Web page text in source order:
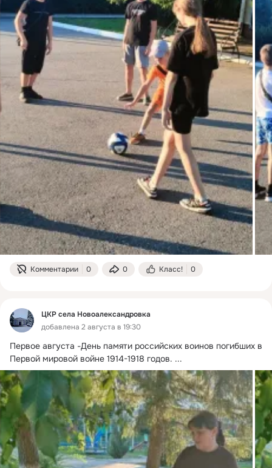
Комментарии 0 0 Класс! 0
ЦКР села Новоалександровка
добавлена 2 августа в 19:30
Первое августа -День памяти российских воинов погибших в
Первой мировой войне 1914-1918 годов. ...